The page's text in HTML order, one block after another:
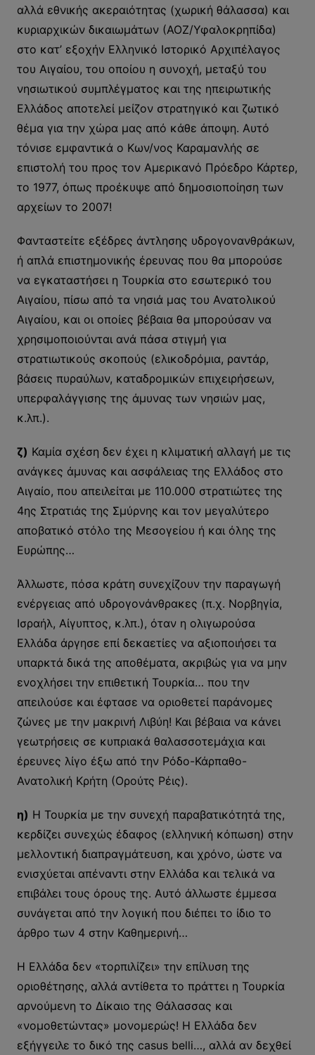
αλλά εθνικής ακεραιότητας (χωρική θάλασσα) και
κυριαρχικών δικαιωμάτων (ΑΟΖ/Υφαλοκρηπίδα)
στο κατ’ εξοχήν Ελληνικό Ιστορικό Αρχιπέλαγος
του Αιγαίου, του οποίου η συνοχή, μεταξύ του
νησιωτικού συμπλέγματος και της ηπειρωτικής
Ελλάδος αποτελεί μείζον στρατηγικό και ζωτικό
θέμα για την χώρα μας από κάθε άποψη. Αυτό
τόνισε εμφαντικά ο Κων/νος Καραμανλής σε
επιστολή του προς τον Αμερικανό Πρόεδρο Κάρτερ,
το 1977, όπως προέκυψε από δημοσιοποίηση των
αρχείων το 2007!
Φανταστείτε εξέδρες άντλησης υδρογονανθράκων,
ή απλά επιστημονικής έρευνας που θα μπορούσε
να εγκαταστήσει η Τουρκία στο εσωτερικό του
Αιγαίου, πίσω από τα νησιά μας του Ανατολικού
Αιγαίου, και οι οποίες βέβαια θα μπορούσαν να
χρησιμοποιούνται ανά πάσα στιγμή για
στρατιωτικούς σκοπούς (ελικοδρόμια, ραντάρ,
βάσεις πυραύλων, καταδρομικών επιχειρήσεων,
υπερφαλάγγισης της άμυνας των νησιών μας,
κ.λπ.).
ζ) Καμία σχέση δεν έχει η κλιματική αλλαγή με τις
ανάγκες άμυνας και ασφάλειας της Ελλάδος στο
Αιγαίο, που απειλείται με 110.000 στρατιώτες της
4ης Στρατιάς της Σμύρνης και τον μεγαλύτερο
αποβατικό στόλο της Μεσογείου ή και όλης της
Ευρώπης…
Άλλωστε, πόσα κράτη συνεχίζουν την παραγωγή
ενέργειας από υδρογονάνθρακες (π.χ. Νορβηγία,
Ισραήλ, Αίγυπτος, κ.λπ.), όταν η ολιγωρούσα
Ελλάδα άργησε επί δεκαετίες να αξιοποιήσει τα
υπαρκτά δικά της αποθέματα, ακριβώς για να μην
ενοχλήσει την επιθετική Τουρκία… που την
απειλούσε και έφτασε να οριοθετεί παράνομες
ζώνες με την μακρινή Λιβύη! Και βέβαια να κάνει
γεωτρήσεις σε κυπριακά θαλασσοτεμάχια και
έρευνες λίγο έξω από την Ρόδο-Κάρπαθο-
Ανατολική Κρήτη (Ορούτς Ρέις).
η) Η Τουρκία με την συνεχή παραβατικότητά της,
κερδίζει συνεχώς έδαφος (ελληνική κόπωση) στην
μελλοντική διαπραγμάτευση, και χρόνο, ώστε να
ενισχύεται απέναντι στην Ελλάδα και τελικά να
επιβάλει τους όρους της. Αυτό άλλωστε έμμεσα
συνάγεται από την λογική που διέπει το ίδιο το
άρθρο των 4 στην Καθημερινή…
Η Ελλάδα δεν «τορπιλίζει» την επίλυση της
οριοθέτησης, αλλά αντίθετα το πράττει η Τουρκία
αρνούμενη το Δίκαιο της Θάλασσας και
«νομοθετώντας» μονομερώς! Η Ελλάδα δεν
εξήγγειλε το δικό της casus belli…, αλλά αν δεχθεί